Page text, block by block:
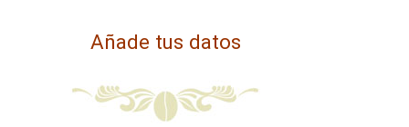
Añade tus datos